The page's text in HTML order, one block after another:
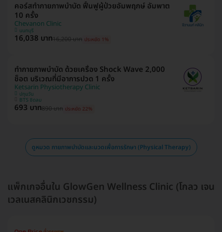
คอร์สทำกายภาพบำบัด ฟื้นฟูผู้ป่วยอัมพฤกษ์ อัมพาต
10 ครั้ง
Chevanon Clinic
นนทบุรี
16,038 บาท16,200 บาท ประหยัด 1%
ทำกายภาพบำบัด ด้วยเครื่อง Shock Wave 2,000
ช็อต บริเวณที่มีอาการปวด 1 ครั้ง
Ketsarin Physiotherapy Clinic
ปทุมวัน
BTS ชิดลม
693 บาท890 บาท ประหยัด 22%
ดูหมวด กายภาพบำบัดและนวดเพื่อการรักษา (Physical Therapy)
แพ็กเกจอื่นใน GlowGen Wellness Clinic (โกลว เจน
เวลเนสคลินิกเวชกรรม)